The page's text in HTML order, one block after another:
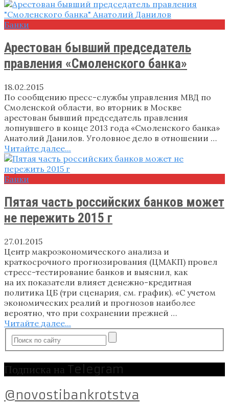
Банки
Арестован бывший председатель
правления «Смоленского банка»
18.02.2015
По сообщению пресс-службы управления МВД по
Смоленской области, во вторник в Москве
арестован бывший председатель правления
лопнувшего в конце 2013 года «Смоленского банка»
Анатолий Данилов. Уголовное дело в отношении …
Читайте далее...
Банки
Пятая часть российских банков может
не пережить 2015 г
27.01.2015
Центр макроэкономического анализа и
краткосрочного прогнозирования (ЦМАКП) провел
стресс-тестирование банков и выяснил, как
на их показатели влияет денежно-кредитная
политика ЦБ (три сценария, см. график). «С учетом
экономических реалий и прогнозов наиболее
вероятно, что при сохранении прежней …
Читайте далее...
Подписка на Telegram
@novostibankrotstva